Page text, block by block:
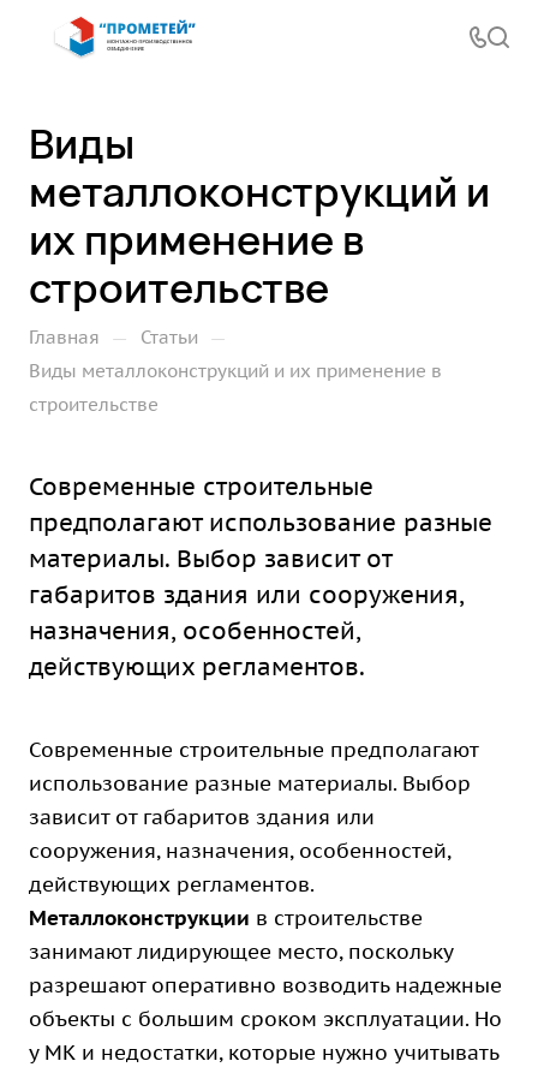
Виды
металлоконструкций и
их применение в
строительстве
Главная — Статьи —
Виды металлоконструкций и их применение в
строительстве
Современные строительные
предполагают использование разные
материалы. Выбор зависит от
габаритов здания или сооружения,
назначения, особенностей,
действующих регламентов.
Современные строительные предполагают
использование разные материалы. Выбор
зависит от габаритов здания или
сооружения, назначения, особенностей,
действующих регламентов.
Металлоконструкции в строительстве
занимают лидирующее место, поскольку
разрешают оперативно возводить надежные
объекты с большим сроком эксплуатации. Но
у МК и недостатки, которые нужно учитывать